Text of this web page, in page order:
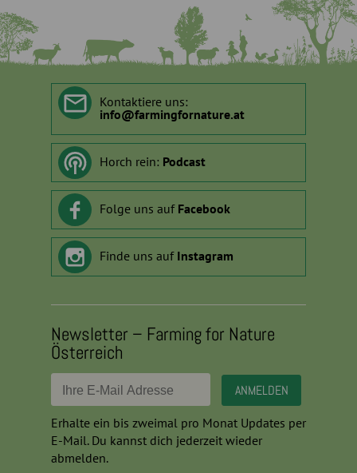
Kontaktiere uns:
info@farmingfornature.at
Horch rein: Podcast
Folge uns auf Facebook
Finde uns auf Instagram
Newsletter – Farming for Nature
Österreich
Erhalte ein bis zweimal pro Monat Updates per
E-Mail. Du kannst dich jederzeit wieder
abmelden.